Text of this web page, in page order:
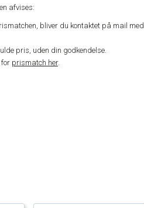
afvises:
bliver du kontaktet på mail med
pris, uden din godkendelse.
for prismatch her.